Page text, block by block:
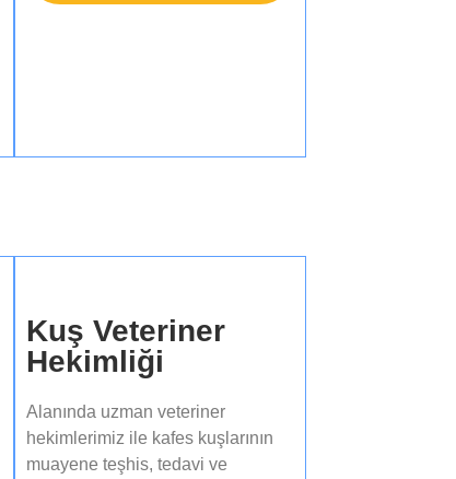
Kuş Veteriner
Hekimliği
Alanında uzman veteriner
hekimlerimiz ile kafes kuşlarının
muayene teşhis, tedavi ve